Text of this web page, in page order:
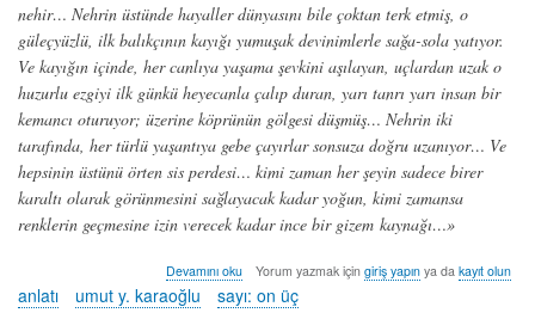
nehir… Nehrin üstünde hayaller dünyasını bile çoktan terk etmiş, o
güleçyüzlü, ilk balıkçının kayığı yumuşak devinimlerle sağa-sola yatıyor.
Ve kayığın içinde, her canlıya yaşama şevkini aşılayan, uçlardan uzak o
huzurlu ezgiyi ilk günkü heyecanla çalıp duran, yarı tanrı yarı insan bir
kemancı oturuyor; üzerine köprünün gölgesi düşmüş… Nehrin iki
tarafında, her türlü yaşantıya gebe çayırlar sonsuza doğru uzanıyor… Ve
hepsinin üstünü örten sis perdesi… kimi zaman her şeyin sadece birer
karaltı olarak görünmesini sağlayacak kadar yoğun, kimi zamansa
renklerin geçmesine izin verecek kadar ince bir gizem kaynağı…»
giz’li
anlatı
-
Devamını oku Yorum yazmak için giriş yapınya da kayıt olun
anlatı umut y. karaoğlu sayı: on üç